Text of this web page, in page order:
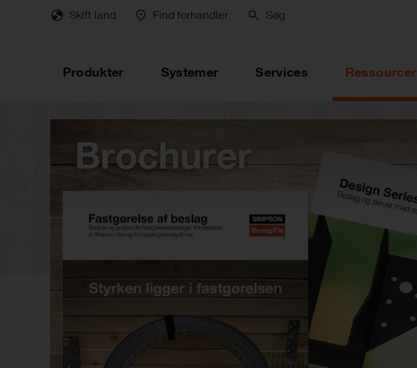
Skift land Find forhandler Søg
Produkter Systemer Services Ressourcer
Brochurer